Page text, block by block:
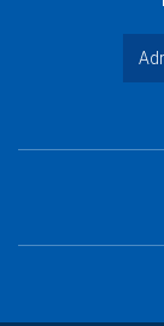
footer